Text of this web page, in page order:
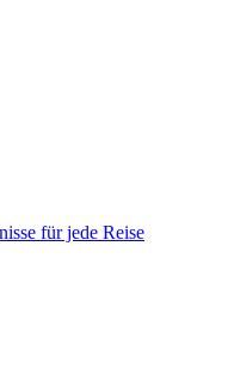
für jede Reise